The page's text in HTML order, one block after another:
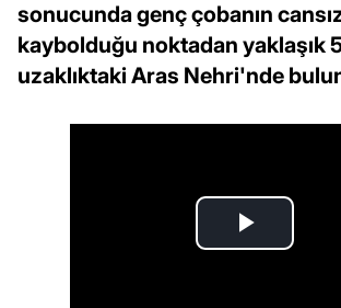
sonucunda genç çobanın
kaybolduğu noktadan yaklaşık
uzaklıktaki Aras Nehri'nde